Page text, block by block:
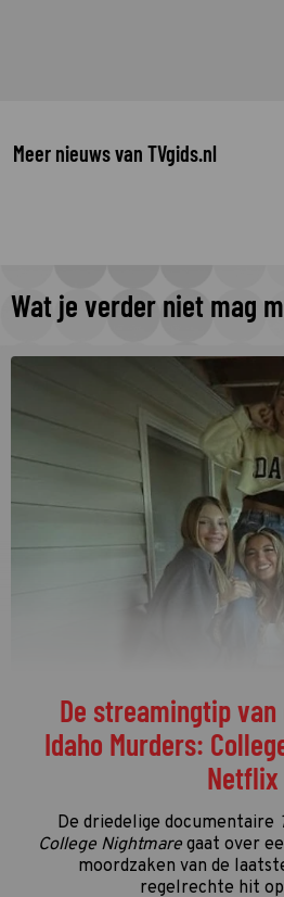
Meer nieuws van TVgids.nl
Wat je verder niet mag
De streamingtip
Idaho Murders:
Netflix
De driedelige documentaire
College Nightmaregaat over
moordzaken van de
regelrechte hit